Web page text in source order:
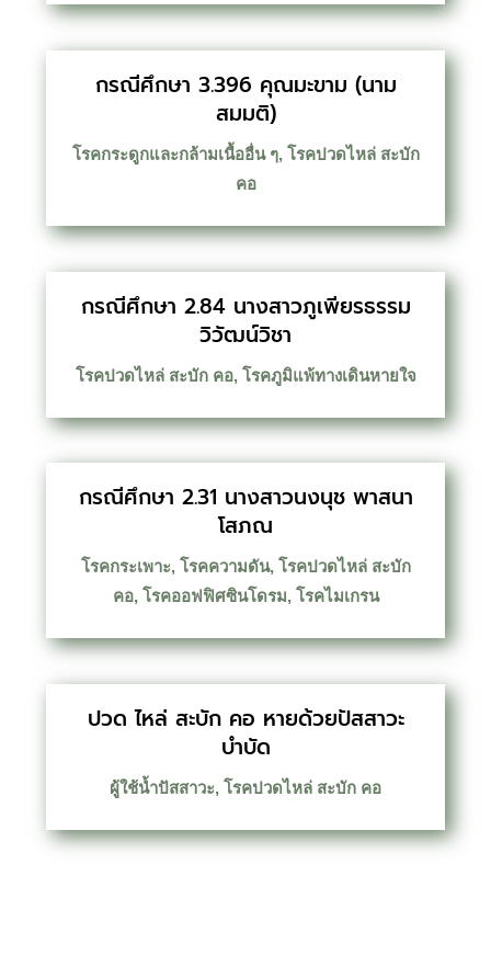
กรณีศึกษา 3.396 คุณมะขาม (นาม
สมมติ)
โรคกระดูกและกล้ามเนื้ออื่น ๆ, โรคปวดไหล่ สะบัก
คอ
กรณีศึกษา 2.84 นางสาวภูเพียรธรรม
วิวัฒน์วิชา
โรคปวดไหล่ สะบัก คอ, โรคภูมิแพ้ทางเดินหายใจ
กรณีศึกษา 2.31 นางสาวนงนุช พาสนา
โสภณ
โรคกระเพาะ, โรคความดัน, โรคปวดไหล่ สะบัก
คอ, โรคออฟฟิศซินโดรม, โรคไมเกรน
ปวด ไหล่ สะบัก คอ หายด้วยปัสสาวะ
บำบัด
ผู้ใช้น้ำปัสสาวะ, โรคปวดไหล่ สะบัก คอ